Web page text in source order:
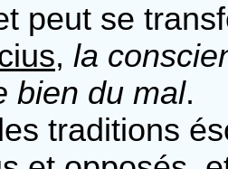
peut se
, la
bien du mal.
traditions